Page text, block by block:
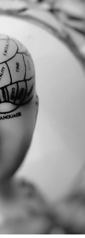
durerile